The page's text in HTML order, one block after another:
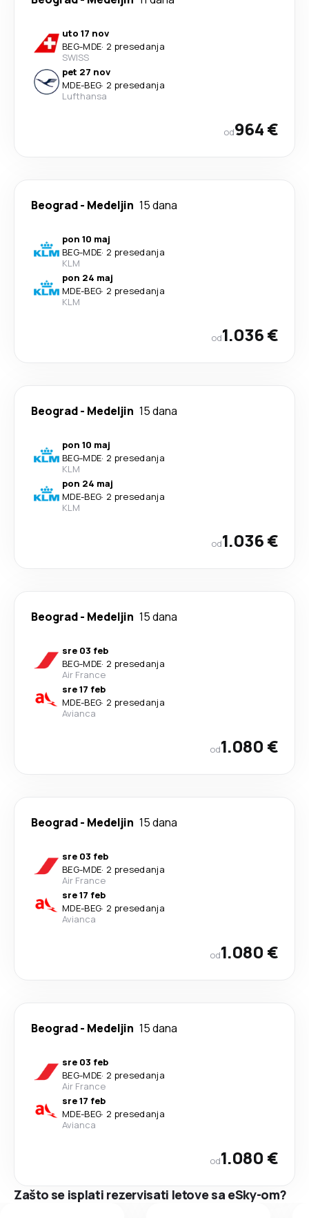
uto 17 nov
BEG-MDE· 2 presedanja
SWISS
pet 27 nov
MDE-BEG· 2 presedanja
Lufthansa
od964 €
Beograd- Medeljin 15 dana
pon 10 maj
BEG-MDE· 2 presedanja
KLM
pon 24 maj
MDE-BEG· 2 presedanja
KLM
od1.036 €
Beograd- Medeljin 15 dana
pon 10 maj
BEG-MDE· 2 presedanja
KLM
pon 24 maj
MDE-BEG· 2 presedanja
KLM
od1.036 €
Beograd- Medeljin 15 dana
sre 03 feb
BEG-MDE· 2 presedanja
Air France
sre 17 feb
MDE-BEG· 2 presedanja
Avianca
od1.080 €
Beograd- Medeljin 15 dana
sre 03 feb
BEG-MDE· 2 presedanja
Air France
sre 17 feb
MDE-BEG· 2 presedanja
Avianca
od1.080 €
Beograd- Medeljin 15 dana
sre 03 feb
BEG-MDE· 2 presedanja
Air France
sre 17 feb
MDE-BEG· 2 presedanja
Avianca
od1.080 €
Zašto se isplati rezervisati letove sa eSky-om?